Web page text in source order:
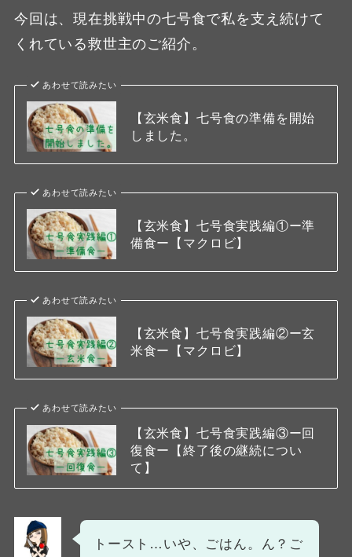
今回は、現在挑戦中の七号食で私を支え続けて
くれている救世主のご紹介。
あわせて読みたい
【玄米食】七号食の準備を開始
しました。
あわせて読みたい
【玄米食】七号食実践編①ー準
備食ー【マクロビ】
あわせて読みたい
【玄米食】七号食実践編②ー玄
米食ー【マクロビ】
あわせて読みたい
【玄米食】七号食実践編③ー回
復食ー【終了後の継続につい
て】
トースト…いや、ごはん。ん？ご